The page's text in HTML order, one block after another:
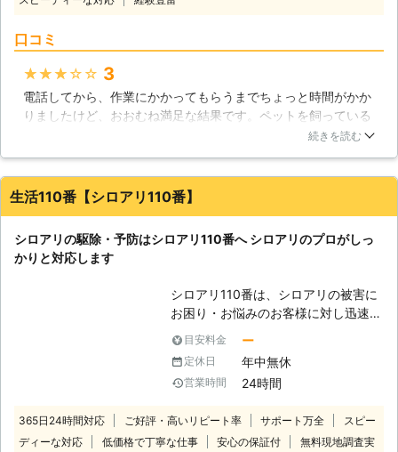
ご相談ください。
要なのです。もし、他にもシロアリが
かりと対応いたします！ 【新築物件
もお任せ！】 新築物件のシロアリ駆
除もどうぞお任せください！せっかく
の新居をシロアリに支配されては、た
まったものではないですよね。当社は
基礎工事に入る前に土壌処理剤を施
す。これらは一般の方で行うには危険
極まりないので、ライツのスタッフに
【他の害虫も潜んでいませんか？】
もしシロアリだけでなく、他の害虫も
潜んでいたら、そちらも駆除させてい
ただきます。 ゴキブリ・ハチも住宅
に潜んでいることが多い生き物です。
ゴキブリの場合、ピンポイントで施工
トルの場所にある巣も駆除いたしま
す！
口コミ
★★★★★ 3
電話してから、作業にかかってもらうまでちょっと時間がかか
りましたけど、おおむね満足な結果です。ペットを飼っている
ので、あんまり強い薬は怖いと相談したら、駆除剤は最低限し
は作業前に相談するということで、誠実な対応をしてくれる業
者さんだと思います。お急ぎの方はどうかわかりませんが、そ
す。
続きを読む
生活110番【シロアリ110番】
シロアリの駆除・予防はシロアリ110番へ シロアリのプロがしっ
かりと対応します
シロアリ110番は、シロアリの被害に
お困り・お悩みのお客様に対し迅速な
対応をさせていただいております。
シロアリは一匹でもいたら3万匹はい
ると言われています。もしも家の中や
お庭などでシロアリを見かけた際は被
い。駆除が遅れると、さらに被害が拡
大します。シロアリ110番では全国数
目安料金 ー
定休日 年中無休
営業時間 24時間
365日24時間対応 ご好評・高いリピート率 サポート万全
スピー
ディーな対応
低価格で丁寧な仕事 安心の保証付
無料現地調査実